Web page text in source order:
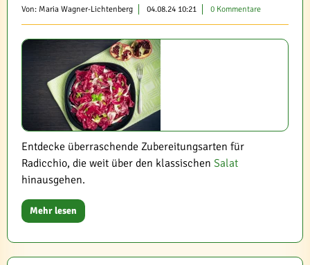
Von: Maria Wagner-Lichtenberg 04.08.24 10:21 0 Kommentare
Entdecke überraschende Zubereitungsarten für
Radicchio, die weit über den klassischen Salat
hinausgehen.
Mehr lesen